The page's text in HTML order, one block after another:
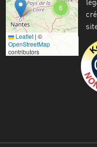
6
Leaflet | ©
OpenStreetMap
contributors